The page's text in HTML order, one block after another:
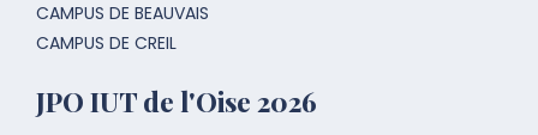
JPO IUT de l'Oise 2026
CAMPUS DE BEAUVAIS
CAMPUS DE CREIL